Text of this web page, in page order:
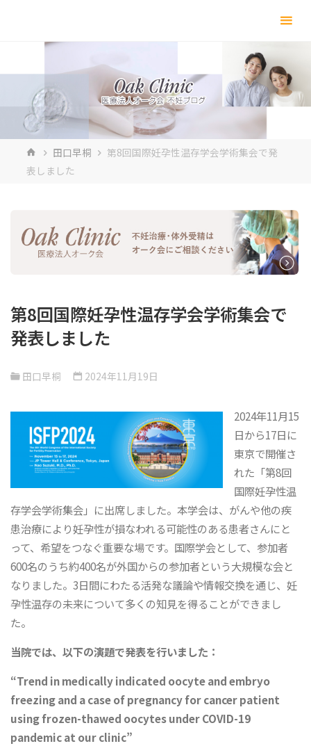
キ
ホ
ー
田口早桐
第8回国際妊孕性温存学会学術集会で発
表しました
第8回国際妊孕性温存学会学術集会で
発表しました
田口早桐 2024年11月19日
2024年11月15
日から17日に
東京で開催さ
れた「第8回
国際妊孕性温
存学会学術集会」に出席しました。本学会は、がんや他の疾
患治療により妊孕性が損なわれる可能性のある患者さんにと
って、希望をつなぐ重要な場です。国際学会として、参加者
600名のうち約400名が外国からの参加者という大規模な会と
なりました。3日間にわたる活発な議論や情報交換を通じ、妊
孕性温存の未来について多くの知見を得ることができまし
た。
当院では、以下の演題で発表を行いました：
“Trend in medically indicated oocyte and embryo
freezing and a case of pregnancy for cancer patient
using frozen-thawed oocytes under COVID-19
pandemic at our clinic”